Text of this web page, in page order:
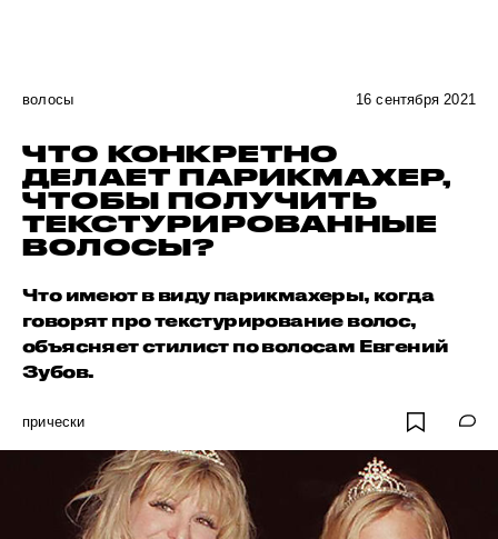
волосы 16 сентября 2021
ЧТО КОНКРЕТНО
ДЕЛАЕТ ПАРИКМАХЕР,
ЧТОБЫ ПОЛУЧИТЬ
ТЕКСТУРИРОВАННЫЕ
ВОЛОСЫ?
Что имеют в виду парикмахеры, когда
говорят про текстурирование волос,
объясняет стилист по волосам Евгений
Зубов.
прически